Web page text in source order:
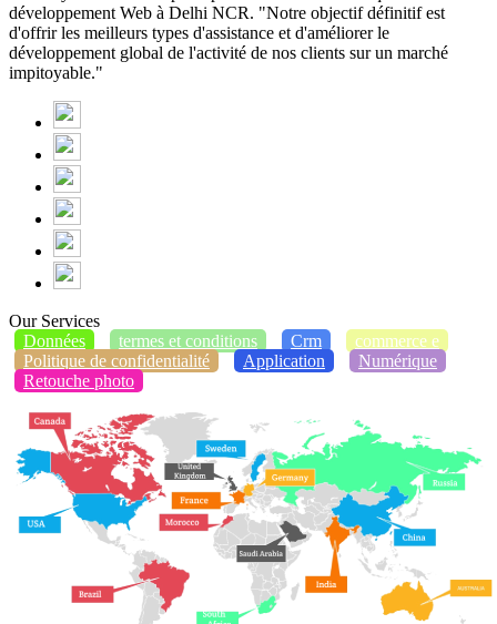
développement Web à Delhi NCR. "Notre objectif définitif est
d'offrir les meilleurs types d'assistance et d'améliorer le
développement global de l'activité de nos clients sur un marché
impitoyable."
Our Services
Données
termes et conditions Crm
commerce e
Politique de confidentialité
Application
Numérique
Retouche photo